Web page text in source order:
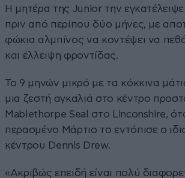
Η μητέρα της Junior την
πριν από περίπου δύο μήνες, με
φώκια αλμπίνος να κοντέψει να
και έλλειψη φροντίδας.
Το 9 μηνών μικρό με τα κόκκινα
μια ζεστή αγκαλιά στο κέντρο
Mablethorpe Seal στο Linconshire,
περασμένο Μάρτιο το εντόπισε ο
κέντρου Dennis Drew.
«Ακριβώς επειδή είναι πολύ